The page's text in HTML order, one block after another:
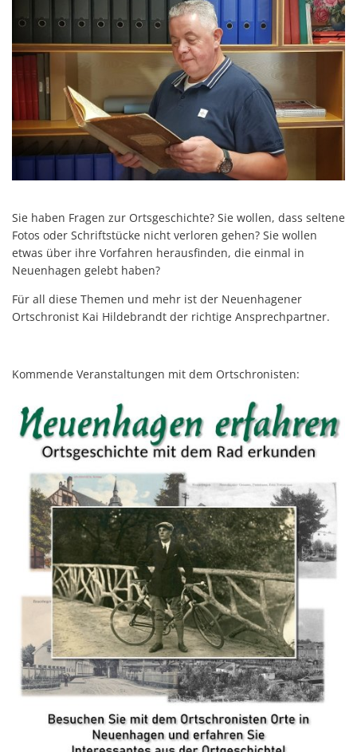
Sie haben Fragen zur Ortsgeschichte? Sie wollen, dass seltene
Fotos oder Schriftstücke nicht verloren gehen? Sie wollen
etwas über ihre Vorfahren herausfinden, die einmal in
Neuenhagen gelebt haben?
Für all diese Themen und mehr ist der Neuenhagener
Ortschronist Kai Hildebrandt der richtige Ansprechpartner.
Kommende Veranstaltungen mit dem Ortschronisten: